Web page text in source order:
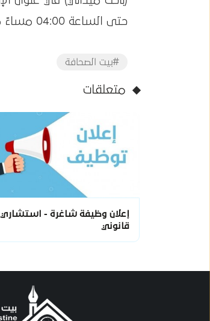
حتى الساعة 04:00 مساءً من يوم السبت الموافق 18 فبراير 2023
#بيت الصحافة
متعلقات
إعلان وظيفة شاغرة - استشاري
قانوني